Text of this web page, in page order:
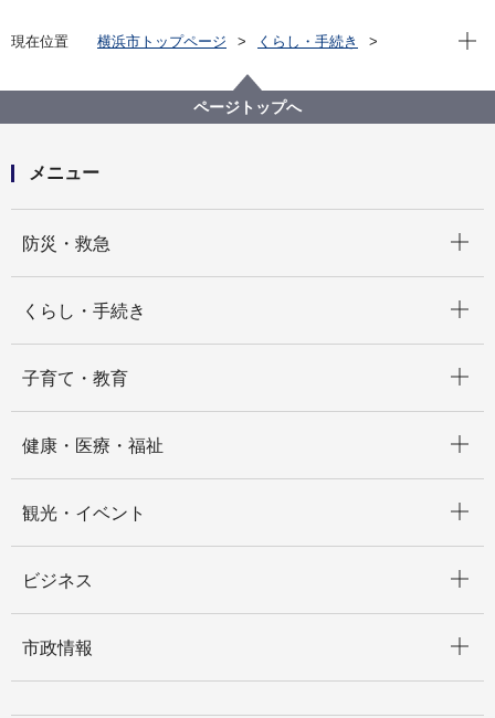
現在位置 横浜市トップページ
くらし・手続き
事業中路線
長津田駅南口線（長津田駅前）
現在
ページトップへ
メニュー
防災・救急
くらし・手続き
子育て・教育
健康・医療・福祉
観光・イベント
ビジネス
市政情報